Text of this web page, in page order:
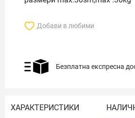
Добави в любими
Безплатна експресна
ХАРАКТЕРИСТИКИ